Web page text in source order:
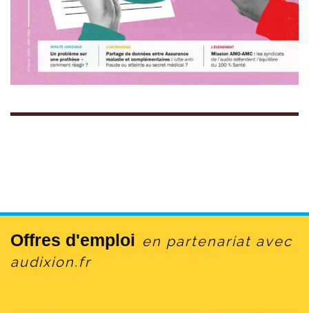
Offres d'emploi en partenariat avec
audixion.fr